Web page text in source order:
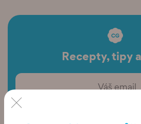
Recepty, tipy
Posílejte mi
×